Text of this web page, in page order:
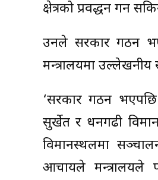
क्षेत्रको प्रवर्द्धन गर्न
उनले सरकार गठन
मन्त्रालयमा
‘सरकार गठन
सुर्खेत र धनगढी
विमानस्थलमा
आचार्यले